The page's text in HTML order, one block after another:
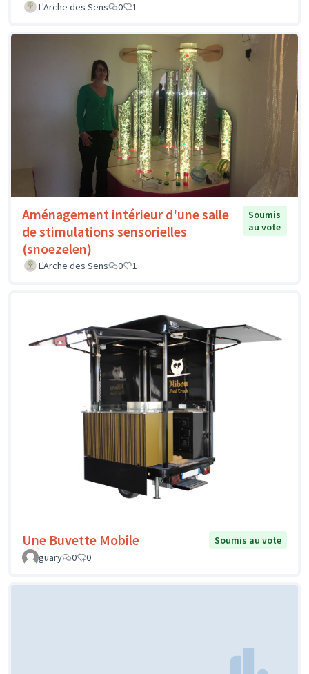
L'Arche des Sens
0 1
Aménagement intérieur d'une salle
de stimulations sensorielles
(snoezelen)
Soumis
au vote
L'Arche des Sens 0 1
Une Buvette Mobile
Soumis au vote
guary
0 0